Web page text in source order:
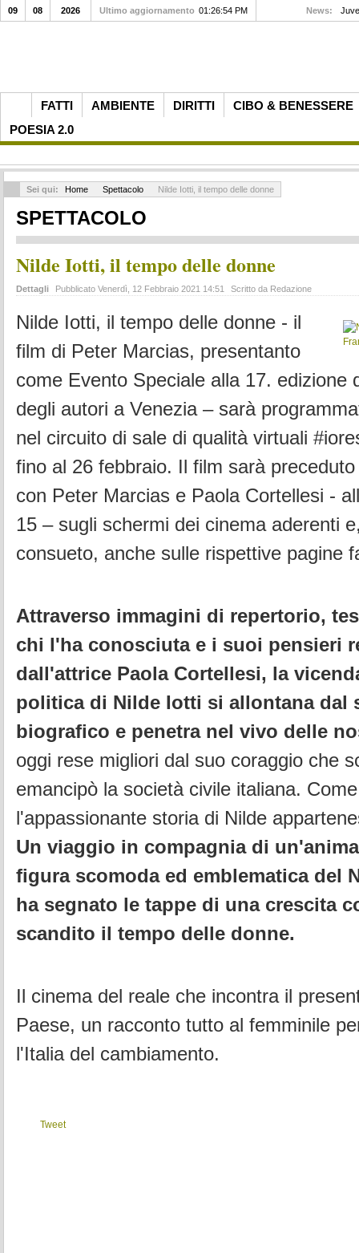
FATTI AMBIENTE DIRITTI
CIBO & BENESSERE
POESIA 2.0
09 08 2026 Ultimo aggiornamento 01:26:54 PM News:
Sei qui: Home Spettacolo Nilde Iotti, il tempo delle donne
SPETTACOLO
Nilde Iotti, il tempo delle donne
Dettagli Pubblicato Venerdì, 12 Febbraio 2021 14:51 Scritto da Redazione
Nilde Iotti, il tempo delle donne - il
film di Peter Marcias, presentanto
come Evento Speciale alla 17. edizione
degli autori a Venezia – sarà
nel circuito di sale di qualità virtuali
fino al 26 febbraio. Il film sarà
con Peter Marcias e Paola Cortellesi -
15 – sugli schermi dei cinema aderenti
consueto, anche sulle rispettive pagine
Attraverso immagini di repertorio,
chi l'ha conosciuta e i suoi pensieri
dall'attrice Paola Cortellesi, la
politica di Nilde Iotti si allontana dal
biografico e penetra nel vivo delle
oggi rese migliori dal suo coraggio che
emancipò la società civile italiana.
l'appassionante storia di Nilde
Un viaggio in compagnia di
figura scomoda ed emblematica del
ha segnato le tappe di una crescita
scandito il tempo delle donne.
Il cinema del reale che incontra il
Paese, un racconto tutto al femminile
l'Italia del cambiamento.
Tweet